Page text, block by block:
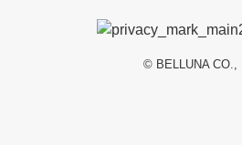
© BELLUNA CO.,